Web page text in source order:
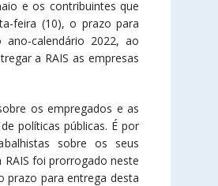
e os contribuintes que
feira (10), o prazo para
calendário 2022, ao
a RAIS as empresas
os empregados e as
políticas públicas. É por
sobre os seus
foi prorrogado neste
prazo para entrega desta